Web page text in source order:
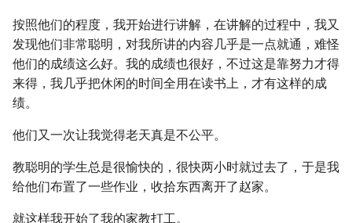
按照他们的程度，我开始进行讲解，在讲解的过程中，我又
发现他们非常聪明，对我所讲的内容几乎是一点就通，难怪
他们的成绩这么好。我的成绩也很好，不过这是靠努力才得
来得，我几乎把休闲的时间全用在读书上，才有这样的成
绩。
他们又一次让我觉得老天真是不公平。
教聪明的学生总是很愉快的，很快两小时就过去了，于是我
给他们布置了一些作业，收拾东西离开了赵家。
就这样我开始了我的家教打工。